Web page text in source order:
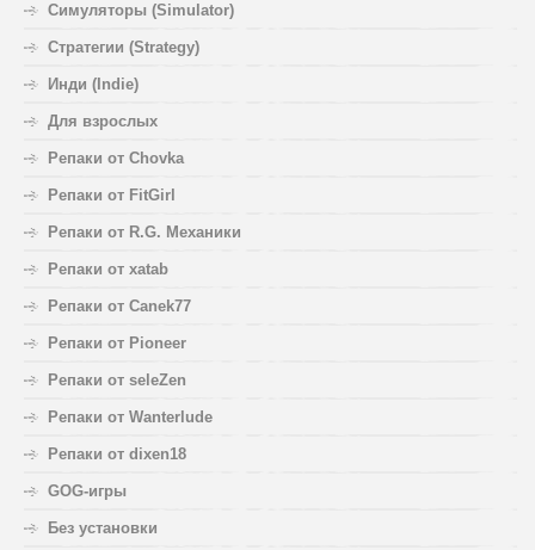
Симуляторы (Simulator)
Стратегии (Strategy)
Инди (Indie)
Для взрослых
Репаки от Chovka
Репаки от FitGirl
Репаки от R.G. Механики
Репаки от xatab
Репаки от Canek77
Репаки от Pioneer
Репаки от seleZen
Репаки от Wanterlude
Репаки от dixen18
GOG-игры
Без установки